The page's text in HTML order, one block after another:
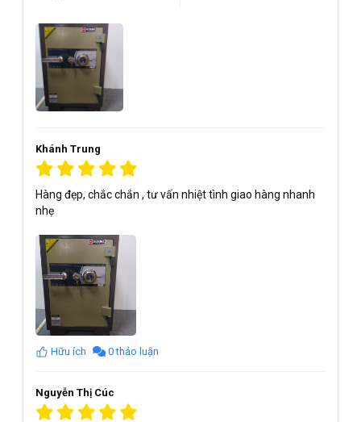
Khánh Trung
Hàng đẹp, chắc chắn , tư vấn nhiệt tình giao hàng nhanh
nhẹ
Hữu ích 0 thảo luận
Nguyễn Thị Cúc